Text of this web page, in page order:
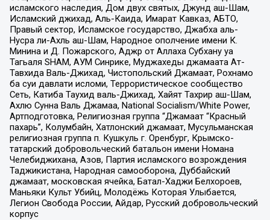
исламского наследия, Дом двух святых, Джунд аш-Шам,
Исламский джихад, Аль-Каида, Имарат Кавказ, АБТО,
Правый сектор, Исламское государство, Джабха аль-
Нусра ли-Ахль аш-Шам, Народное ополчение имени К.
Минина и Д. Пожарского, Аджр от Аллаха Субхану уа
Тагьаля SHAM, АУМ Синрике, Муджахеды джамаата Ат-
Тавхида Валь-Джихад, Чистопольский Джамаат, Рохнамо
ба суи давлати исломи, Террористическое сообщество
Сеть, Катиба Таухид валь-Джихад, Хайят Тахрир аш-Шам,
Ахлю Сунна Валь Джамаа, National Socialism/White Power,
Артподготовка, Религиозная группа “Джамаат “Красный
пахарь”, Колумбайн, Хатлонский джамаат, Мусульманская
религиозная группа п. Кушкуль г. Оренбург, Крымско-
татарский добровольческий батальон имени Номана
Челебиджихана, Азов, Партия исламского возрождения
Таджикистана, Народная самооборона, Дуббайский
джамаат, московская ячейка, Батал-Хаджи Белхороев,
Маньяки Культ Убийц, Молодёжь Которая Улыбается,
Легион Свобода России, Айдар, Русский добровольческий
корпус